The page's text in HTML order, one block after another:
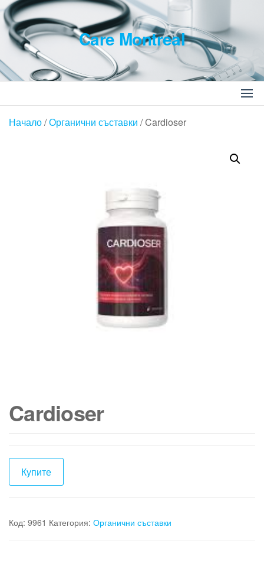
Skip
to
the
content
Care Montreal
Търсене
за:
Начало/Органични съставки / Cardioser
Cardioser
Купите
Код: 9961 Категория: Органични съставки